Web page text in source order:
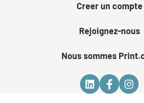
Creer un compte
Rejoignez-nous
Nous sommes